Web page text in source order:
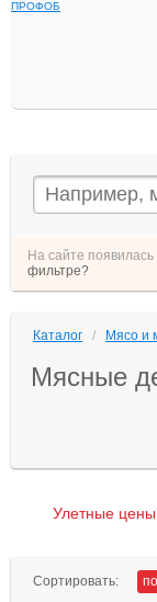
ПРОФОБ
На сайте
фильтре?
Каталог / Мясо и
Мясные
Улетные цены
Сортировать: